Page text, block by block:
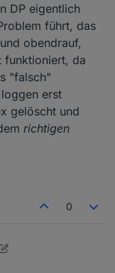
DP eigentlich
führt, das
obendrauf,
funktioniert, da
"falsch"
erst
gelöscht und
richtigen
0